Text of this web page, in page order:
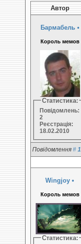
Автор
Бармабель •
Король мемов
Статистика:
Повідомлень:
2
Реєстрація:
18.02.2010
Повідомлення # 1
Wingjoy •
Король мемов
Статистика: